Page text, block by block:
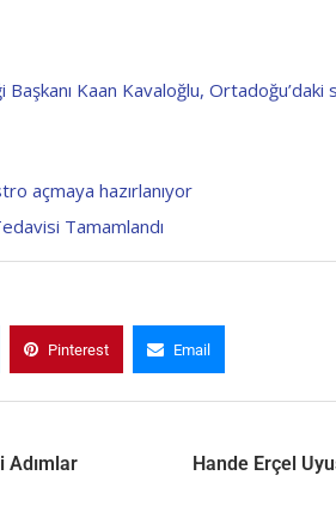
Kaan Kavaloğlu, Ortadoğu’daki
açmaya hazırlanıyor
Tamamlandı
Pinterest Email
Adımlar
Hande Erçel